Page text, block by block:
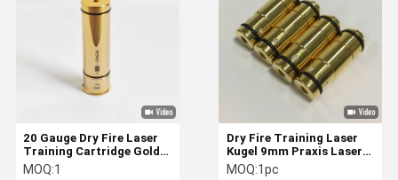
Dry Fire Training Laser
Kugel 9mm Praxis Laser
9x19mm Für Heim
MOQ:1pc
20 Gauge Dry Fire Laser
Training Cartridge Gold
beschichtet 20GA Kugel
MOQ:1